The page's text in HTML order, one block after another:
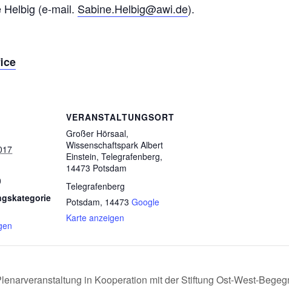
(e-mail. Sabine.Helbig@awi.de).
VERANSTALTUNGSORT
Großer Hörsaal,
Wissenschaftspark Albert
Einstein, Telegrafenberg,
14473 Potsdam
Telegrafenberg
Potsdam, 14473 Google
Karte anzeigen
in Kooperation mit der Stiftung Ost-West-